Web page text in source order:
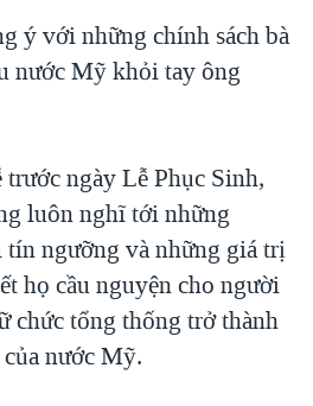
ý với những chính sách bà
nước Mỹ khỏi tay ông
ngày Lễ Phục Sinh,
luôn nghĩ tới những
ngưỡng và những giá trị
họ cầu nguyện cho người
chức tổng thống trở thành
nước Mỹ.